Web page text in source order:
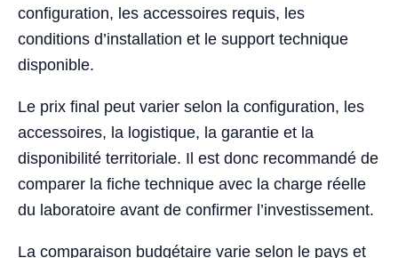
configuration, les accessoires requis, les
conditions d’installation et le support technique
disponible.
Le prix final peut varier selon la configuration, les
accessoires, la logistique, la garantie et la
disponibilité territoriale. Il est donc recommandé de
comparer la fiche technique avec la charge réelle
du laboratoire avant de confirmer l’investissement.
La comparaison budgétaire varie selon le pays et